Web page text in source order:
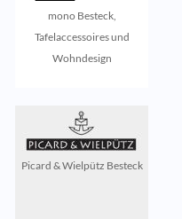
mono Besteck,
Tafelaccessoires und
Wohndesign
Picard & Wielpütz Besteck